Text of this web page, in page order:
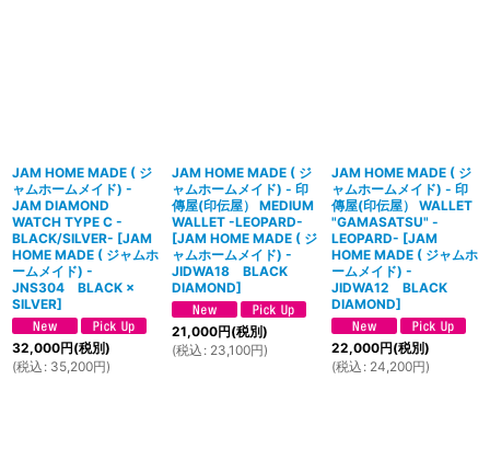
JAM HOME MADE ( ジ
ャムホームメイド) -
JAM DIAMOND
WATCH TYPE C -
BLACK/SILVER- [JAM
HOME MADE ( ジャムホ
ームメイド) -
JNS304 BLACK ×
SILVER]
32,000円(税別)
(税込 : 35,200円)
JAM HOME MADE ( ジ
ャムホームメイド) - 印
傳屋(印伝屋） MEDIUM
WALLET -LEOPARD-
[JAM HOME MADE ( ジ
ャムホームメイド) -
JIDWA18 BLACK
DIAMOND]
21,000円(税別)
(税込 : 23,100円)
JAM HOME MADE ( ジ
ャムホームメイド) - 印
傳屋(印伝屋） WALLET
"GAMASATSU" -
LEOPARD- [JAM
HOME MADE ( ジャムホ
ームメイド) -
JIDWA12 BLACK
DIAMOND]
22,000円(税別)
(税込 : 24,200円)